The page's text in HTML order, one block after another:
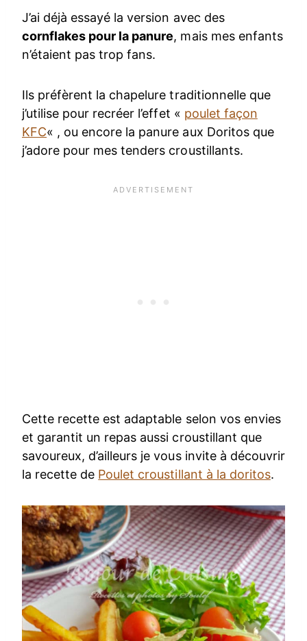
J’ai déjà essayé la version avec des
cornflakes pour la panure, mais mes enfants
n’étaient pas trop fans.
Ils préfèrent la chapelure traditionnelle que
j’utilise pour recréer l’effet « poulet façon
KFC« , ou encore la panure aux Doritos que
j’adore pour mes tenders croustillants.
Cette recette est adaptable selon vos envies
et garantit un repas aussi croustillant que
savoureux, d’ailleurs je vous invite à découvrir
la recette de Poulet croustillant à la doritos.